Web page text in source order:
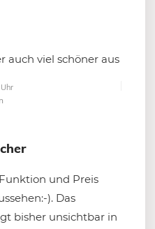
auch viel schöner aus
und Preis
). Das
bisher unsichtbar in